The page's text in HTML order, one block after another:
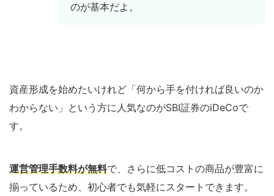
のが基本だよ。
資産形成を始めたいけれど「何から手を付ければ良いのか
わからない」という方に人気なのがSBI証券のiDeCoで
す。
運営管理手数料が無料で、さらに低コストの商品が豊富に
揃っているため、初心者でも気軽にスタートできます。